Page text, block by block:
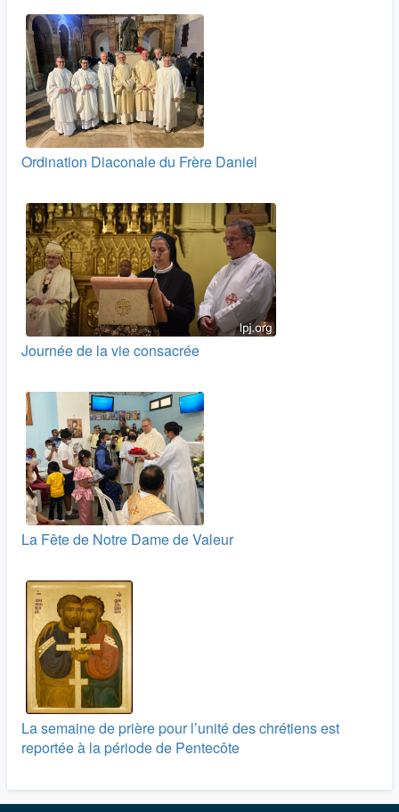
Ordination Diaconale du Frère Daniel
Journée de la vie consacrée
La Fête de Notre Dame de Valeur
La semaine de prière pour l’unité des chrétiens est
reportée à la période de Pentecôte